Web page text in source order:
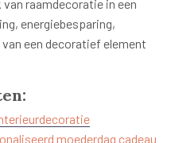
raamdecoratie in een
energiebesparing,
een decoratief element
moederdag cadeau